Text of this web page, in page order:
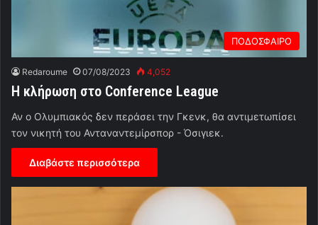
ΠΟΔΟΣΦΑΙΡΟ
Redaroume 07/08/2023 4,052
Η κλήρωση στο Conference League
Αν ο Ολυμπιακός δεν περάσει την Γκενκ, θα αντιμετωπίσει
τον νικητή του Ανταναντεμίρσπορ - Όσιγιεκ.
Διαβάστε περισσότερα